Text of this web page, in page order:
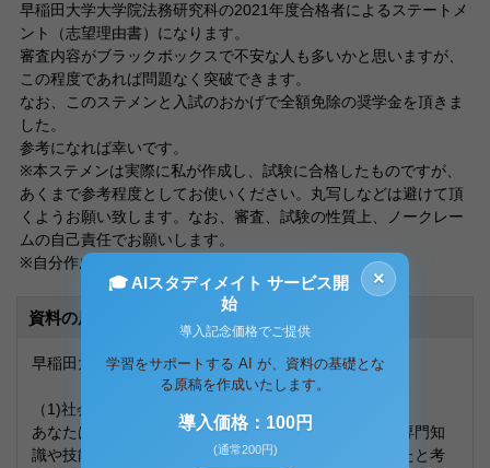
早稲田大学大学院法務研究科の2021年度合格者によるステートメ
ント（志望理由書）になります。
審査内容がブラックボックスで不安な人も多いかと思いますが、
この程度であれば問題なく突破できます。
なお、このステメンと入試のおかげで全額免除の奨学金を頂きま
した。
参考になれば幸いです。
※本ステメンは実際に私が作成し、試験に合格したものですが、
あくまで参考程度としてお使いください。丸写しなどは避けて頂
くようお願い致します。なお、審査、試験の性質上、ノークレー
ムの自己責任でお願いします。
※自分作成のため、参考文献等の引用、記載なし
資料の原本内容
早稲田大学法科大学院 ステートメント
（1)社会人としての経験がある者
あなたは，社会人としての経験を通じて，どのような専門知
識や技能を身につけ，どのように人間的に成長してきたと考
×
🎓 AIスタディメイト サービス開
始
導入記念価格でご提供
学習をサポートする AI が、資料の基礎とな
る原稿を作成いたします。
導入価格：100円
(通常200円)